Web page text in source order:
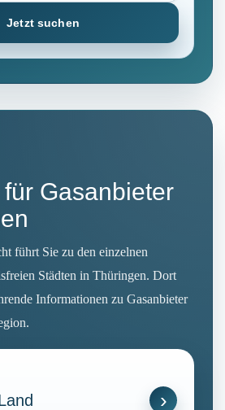
Jetzt suchen
Gasanbieter
führt Sie zu den einzelnen
Städten in Thüringen. Dort
Informationen zu Gasanbieter